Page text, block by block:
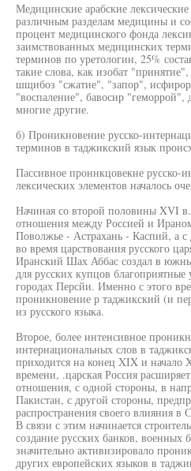
Медицинские арабские
различным разделам медицины и
процент медицинского фонда
заимствованных медицинских
терминов по уретологин, 25%
такие слова, как изобат
шщибоз "сжатие", "запор",
"воспаление", бавосир "геморрой",
многие другие.
б) Проникновение русско-
терминов в таджикский язык
Пассивное проннкцовекне русско-
лексических элементов началось
Начиная со второй половины XVI
отношения между Россией и
Поволжье - Астрахань - Каспий, а с
во время царствования русского
Иранский Шах Аббас создал в
для русских купцов благоприятные
городах Персйи. Именно с этого
проникновение р таджикский (и
из русского языка.
Второе, более интенсивное
интернациональных слов в
приходится на конец XIX и начало
времени, .царская Россия
отношения, с одной стороны, в
Пакистан, с другой стороны,
распространения своего влияния
В связи с этим начинается
создание русских банков, военных
значительно активизировало
других европейских языков в